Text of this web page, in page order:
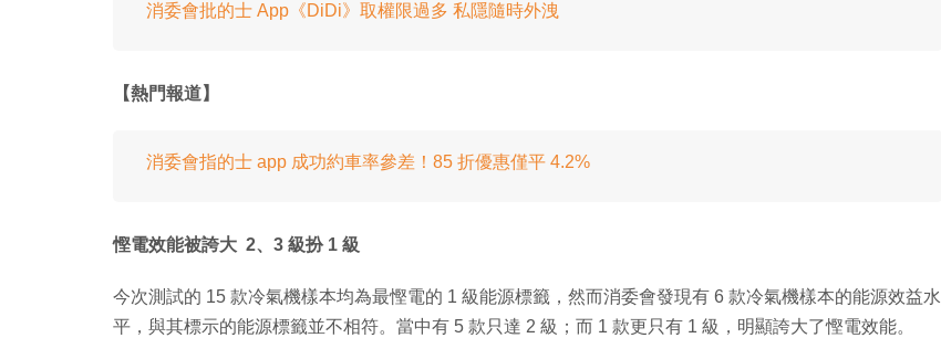
消委會批的士 App《DiDi》取權限過多 私隱隨時外洩
【熱門報道】
消委會指的士 app 成功約車率參差！85 折優惠僅平 4.2%
慳電效能被誇大 2、3 級扮 1 級
今次測試的 15 款冷氣機樣本均為最慳電的 1 級能源標籤，然而消委會發現有 6 款冷氣機樣本的能源效益水
平，與其標示的能源標籤並不相符。當中有 5 款只達 2 級；而 1 款更只有 1 級，明顯誇大了慳電效能。